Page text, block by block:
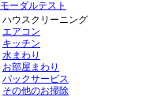
モーダルテスト
ハウスクリーニング
エアコン
キッチン
水まわり
お部屋まわり
パックサービス
その他のお掃除